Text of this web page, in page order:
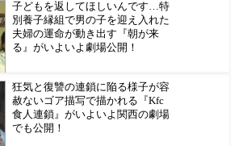
子どもを返してほしいんです…特
別養子縁組で男の子を迎え入れた
夫婦の運命が動き出す『朝が来
る』がいよいよ劇場公開！
狂気と復讐の連鎖に陥る様子が容
赦ないゴア描写で描かれる『Kfc
食人連鎖』がいよいよ関西の劇場
でも公開！